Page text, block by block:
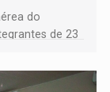
do
de 23